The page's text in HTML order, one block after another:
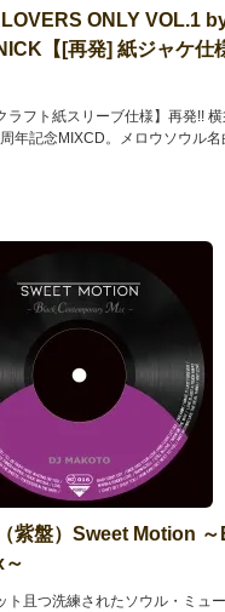
ONLY VOL.1
【[再発] 紙ジャケ仕
ラフト紙スリーブ仕様】再発!!
年記念MIXCD。メロウソウル
紫盤）Sweet Motion
ト且つ洗練されたソウル・ミュ